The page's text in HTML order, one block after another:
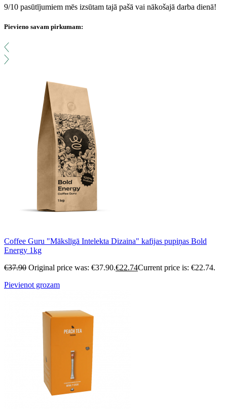
9/10 pasūtījumiem mēs izsūtam tajā pašā vai nākošajā darba dienā!
Pievieno savam pirkumam:
Coffee Guru "Mākslīgā Intelekta Dizaina" kafijas pupiņas Bold
Energy 1kg
€37.90 Original price was: €37.90.€22.74Current price is: €22.74.
Pievienot grozam